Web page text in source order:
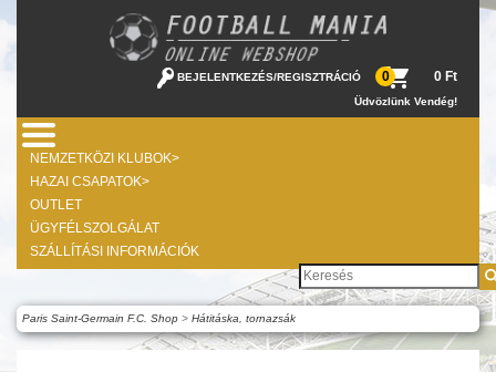
BEJELENTKEZÉS/REGISZTRÁCIÓ 0 0 Ft
Üdvözlünk Vendég!
NEMZETKÖZI KLUBOK>
HAZAI CSAPATOK>
OUTLET
ÜGYFÉLSZOLGÁLAT
SZÁLLÍTÁSI INFORMÁCIÓK
Paris Saint-Germain F.C. Shop > Hátitáska, tornazsák